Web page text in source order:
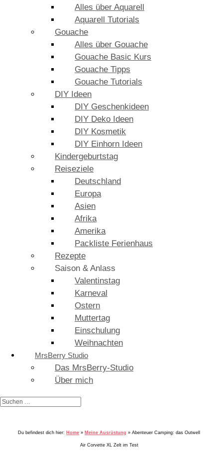
Alles über Aquarell
Aquarell Tutorials
Gouache
Alles über Gouache
Gouache Basic Kurs
Gouache Tipps
Gouache Tutorials
DIY Ideen
DIY Geschenkideen
DIY Deko Ideen
DIY Kosmetik
DIY Einhorn Ideen
Kindergeburtstag
Reiseziele
Deutschland
Europa
Asien
Afrika
Amerika
Packliste Ferienhaus
Rezepte
Saison & Anlass
Valentinstag
Karneval
Ostern
Muttertag
Einschulung
Weihnachten
MrsBerry Studio
Das MrsBerry-Studio
Über mich
Du befindest dich hier: Home » Meine Ausrüstung » Abenteuer Camping: das Outwell
Air Corvette XL Zelt im Test